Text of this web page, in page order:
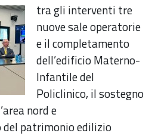
tra gli interventi tre
nuove sale operatorie
e il completamento
dell’edificio Materno-
Infantile del
Policlinico, il sostegno
nord e
del patrimonio edilizio